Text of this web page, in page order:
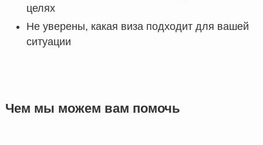
целях
Не уверены, какая виза подходит для вашей
ситуации
Чем мы можем вам помочь